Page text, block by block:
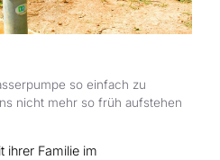
so einfach zu
nicht mehr so früh aufstehen
ihrer Familie im